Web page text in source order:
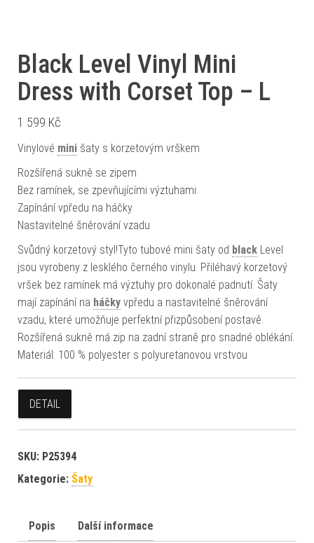
Black Level Vinyl Mini
Dress with Corset Top – L
1 599 Kč
Vinylové mini šaty s korzetovým vrškem
Rozšířená sukně se zipem
Bez ramínek, se zpevňujícími výztuhami
Zapínání vpředu na háčky
Nastavitelné šněrování vzadu
Svůdný korzetový styl!Tyto tubové mini šaty od black Level
jsou vyrobeny z lesklého černého vinylu. Přiléhavý korzetový
vršek bez ramínek má výztuhy pro dokonalé padnutí. Šaty
mají zapínání na háčky vpředu a nastavitelné šněrování
vzadu, které umožňuje perfektní přizpůsobení postavě.
Rozšířená sukně má zip na zadní straně pro snadné oblékání.
Materiál: 100 % polyester s polyuretanovou vrstvou
DETAIL
SKU: P25394
Kategorie: Šaty
Popis Další informace